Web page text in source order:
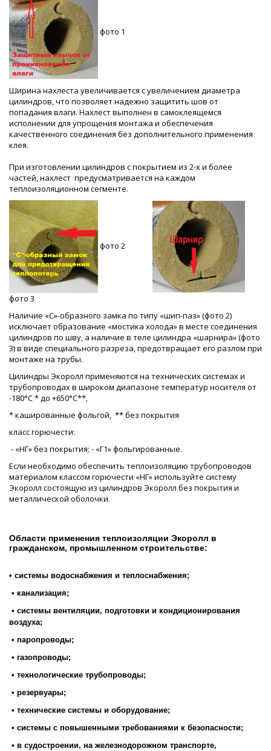
фото 1
Ширина нахлеста увеличивается с увеличением диаметра
цилиндров, что позволяет надежно защитить шов от
попадания влаги. Нахлест выполнен в самоклеящемся
исполнении для упрощения монтажа и обеспечения
качественного соединения без дополнительного применения
клея.
При изготовлении цилиндров с покрытием из 2-х и более
частей, нахлест предусматривается на каждом
теплоизоляционном сегменте.
фото 2
фото 3
Наличие «С»-образного замка по типу «шип-паз» (фото 2)
исключает образование «мостика холода» в месте соединения
цилиндров по шву, а наличие в теле цилиндра «шарнира» (фото
3) в виде специального разреза, предотвращает его разлом при
монтаже на трубы.
Цилиндры Экоролл применяются на технических системах и
трубопроводах в широком диапазоне температур носителя от
-180°С * до +650°С**,
* кашированные фольгой, ** без покрытия
класс горючести:
- «НГ» без покрытия; - «Г1» фольгированные.
Если необходимо обеспечить теплоизоляцию трубопроводов
материалом классом горючести «НГ» используйте систему
Экоролл состоящую из цилиндров Экоролл без покрытия и
металлической оболочки.
Области применения теплоизоляции Экоролл в
гражданском, промышленном строительстве:
• системы водоснабжения и теплоснабжения;
• канализация;
• системы вентиляции, подготовки и кондиционирования
воздуха;
• паропроводы;
• газопроводы;
• технологические трубопроводы;
• резервуары;
• технические системы и оборудование;
• системы с повышенными требованиями к безопасности;
• в судостроении, на железнодорожном транспорте,